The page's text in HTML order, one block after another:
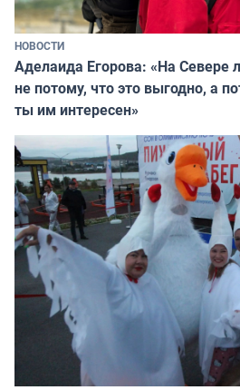
НОВОСТИ
Аделаида Егорова: «На
не потому, что это выгодно, а
ты им интересен»